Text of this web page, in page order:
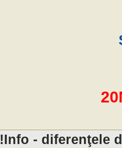
!Info - diferenţele